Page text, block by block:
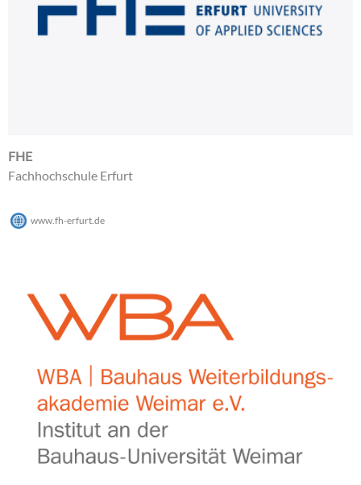
FHE
Fachhochschule Erfurt
www.fh-erfurt.de